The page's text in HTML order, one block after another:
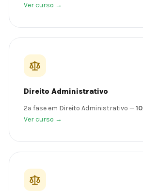
Ver curso →
Direito Administrativo
2ª fase em Direito Administrativo —
Ver curso →